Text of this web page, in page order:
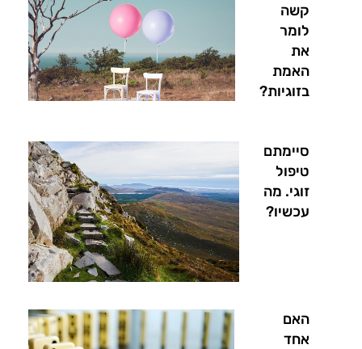
קשה
לומר
את
האמת
בזוגיות?
סיימתם
טיפול
זוגי. מה
עכשיו?
האם
אחד